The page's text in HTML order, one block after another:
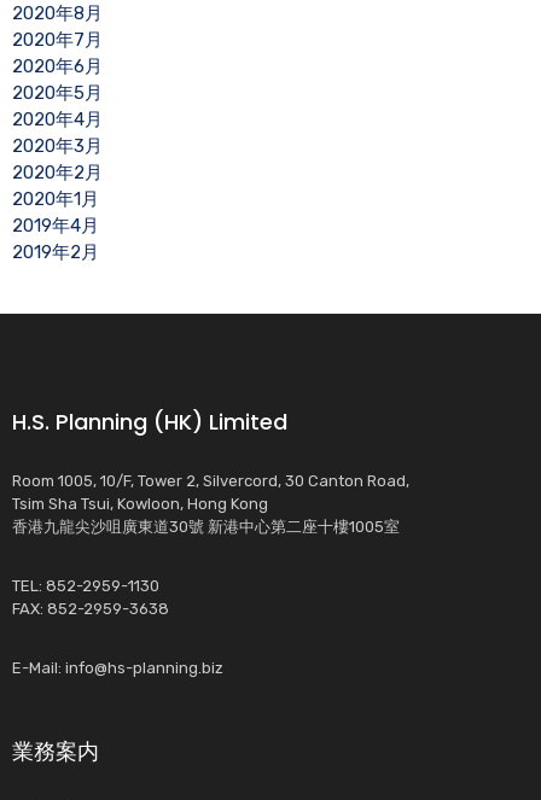
2020年8月
2020年7月
2020年6月
2020年5月
2020年4月
2020年3月
2020年2月
2020年1月
2019年4月
2019年2月
H.S. Planning (HK) Limited
Room 1005, 10/F, Tower 2, Silvercord, 30 Canton Road,
Tsim Sha Tsui, Kowloon, Hong Kong
香港九龍尖沙咀廣東道30號 新港中心第二座十樓1005室
TEL: 852-2959-1130
FAX: 852-2959-3638
E-Mail: info@hs-planning.biz
業務案内